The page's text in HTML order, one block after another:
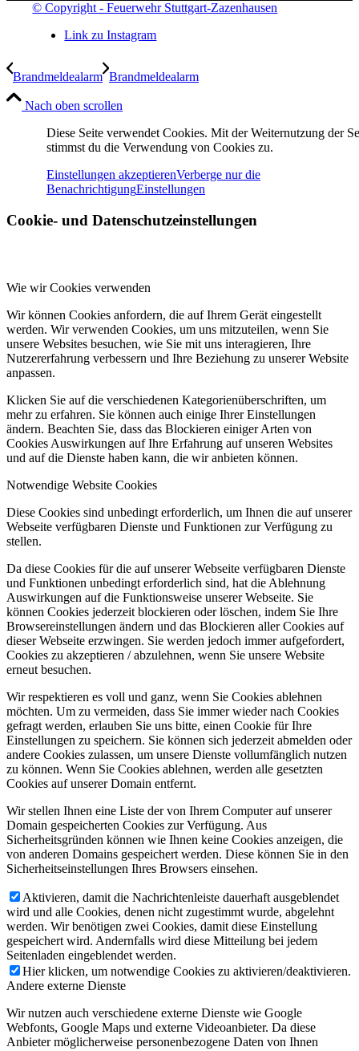
© Copyright - Feuerwehr Stuttgart-Zazenhausen
Link zu Instagram
Brandmeldealarm Brandmeldealarm
Nach oben scrollen
Diese Seite verwendet Cookies. Mit der Weiternutzung der
stimmst du die Verwendung von Cookies zu.
Einstellungen akzeptierenVerberge nur die
BenachrichtigungEinstellungen
Cookie- und Datenschutzeinstellungen
Wie wir Cookies verwenden
Wir können Cookies anfordern, die auf Ihrem Gerät eingestellt
werden. Wir verwenden Cookies, um uns mitzuteilen, wenn Sie
unsere Websites besuchen, wie Sie mit uns interagieren, Ihre
Nutzererfahrung verbessern und Ihre Beziehung zu unserer Website
anpassen.
Klicken Sie auf die verschiedenen Kategorienüberschriften, um
mehr zu erfahren. Sie können auch einige Ihrer Einstellungen
ändern. Beachten Sie, dass das Blockieren einiger Arten von
Cookies Auswirkungen auf Ihre Erfahrung auf unseren Websites
und auf die Dienste haben kann, die wir anbieten können.
Notwendige Website Cookies
Diese Cookies sind unbedingt erforderlich, um Ihnen die auf unserer
Webseite verfügbaren Dienste und Funktionen zur Verfügung zu
stellen.
Da diese Cookies für die auf unserer Webseite verfügbaren Dienste
und Funktionen unbedingt erforderlich sind, hat die Ablehnung
Auswirkungen auf die Funktionsweise unserer Webseite. Sie
können Cookies jederzeit blockieren oder löschen, indem Sie Ihre
Browsereinstellungen ändern und das Blockieren aller Cookies auf
dieser Webseite erzwingen. Sie werden jedoch immer aufgefordert,
Cookies zu akzeptieren / abzulehnen, wenn Sie unsere Website
erneut besuchen.
Wir respektieren es voll und ganz, wenn Sie Cookies ablehnen
möchten. Um zu vermeiden, dass Sie immer wieder nach Cookies
gefragt werden, erlauben Sie uns bitte, einen Cookie für Ihre
Einstellungen zu speichern. Sie können sich jederzeit abmelden oder
andere Cookies zulassen, um unsere Dienste vollumfänglich nutzen
zu können. Wenn Sie Cookies ablehnen, werden alle gesetzten
Cookies auf unserer Domain entfernt.
Wir stellen Ihnen eine Liste der von Ihrem Computer auf unserer
Domain gespeicherten Cookies zur Verfügung. Aus
Sicherheitsgründen können wie Ihnen keine Cookies anzeigen, die
von anderen Domains gespeichert werden. Diese können Sie in den
Sicherheitseinstellungen Ihres Browsers einsehen.
Aktivieren, damit die Nachrichtenleiste dauerhaft ausgeblendet
wird und alle Cookies, denen nicht zugestimmt wurde, abgelehnt
werden. Wir benötigen zwei Cookies, damit diese Einstellung
gespeichert wird. Andernfalls wird diese Mitteilung bei jedem
Seitenladen eingeblendet werden.
Hier klicken, um notwendige Cookies zu aktivieren/deaktivieren.
Andere externe Dienste
Wir nutzen auch verschiedene externe Dienste wie Google
Webfonts, Google Maps und externe Videoanbieter. Da diese
Anbieter möglicherweise personenbezogene Daten von Ihnen